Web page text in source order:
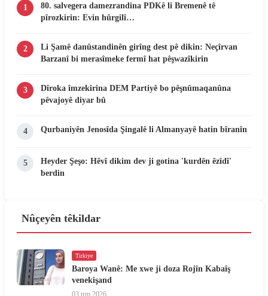
1
80. salvegera damezrandina PDKê li Bremenê tê
pîrozkirin: Evin hûrgilî…
2
Li Şamê danûstandinên girîng dest pê dikin: Neçîrvan
Barzanî bi merasîmeke fermî hat pêşwazîkirin
3
Dîroka îmzekirina DEM Partiyê bo pêşnûmaqanûna
pêvajoyê diyar bû
4 Qurbaniyên Jenosîda Şingalê li Almanyayê hatin bîranîn
5
Heyder Şeşo: Hêvî dikim dev ji gotina 'kurdên êzîdî'
berdin
Nûçeyên têkildar
Tirkiye
Baroya Wanê: Me xwe ji doza Rojîn Kabaîş
venekişand